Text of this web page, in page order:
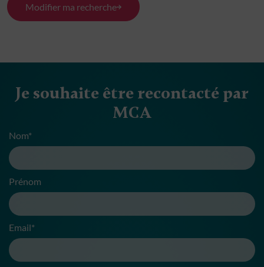
Modifier ma recherche
Je souhaite être recontacté par
MCA
Nom*
Prénom
Email*